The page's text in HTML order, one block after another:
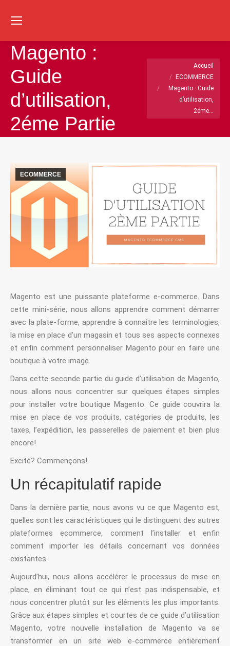
:
Magento :
Guide
d’utilisation,
2éme Partie
Vous êtes ici :Accueil
ECOMMERCE
Magento : Guide
d’utilisation,
2éme…
ECOMMERCE
Magento est une puissante plateforme e-commerce. Dans
cette mini-série, nous allons apprendre comment démarrer
avec la plate-forme, apprendre à connaître les terminologies,
la mise en place d’un magasin et tous ses aspects connexes
et enfin comment personnaliser Magento pour en faire une
boutique à votre image.
Dans cette seconde partie du guide d’utilisation de Magento,
nous allons nous concentrer sur quelques étapes simples
pour installer votre boutique Magento. Ce guide couvrira la
mise en place de vos produits, catégories de produits, les
taxes, l’expédition, les passerelles de paiement et bien plus
encore!
Excité? Commençons!
Un récapitulatif rapide
Dans la dernière partie, nous avons vu ce que Magento est,
quelles sont les caractéristiques qui le distinguent des autres
plateformes ecommerce, comment l’installer et enfin
comment importer les détails concernant vos données
existantes.
Aujourd’hui, nous allons accélérer le processus de mise en
place, en éliminant tout ce qui n’est pas indispensable, et
nous concentrer plutôt sur les éléments les plus importants.
Grâce aux étapes simples et courtes de ce guide d’utilisation
Magento, votre nouvelle installation de Magento va se
transformer en un site web e-commerce entièrement